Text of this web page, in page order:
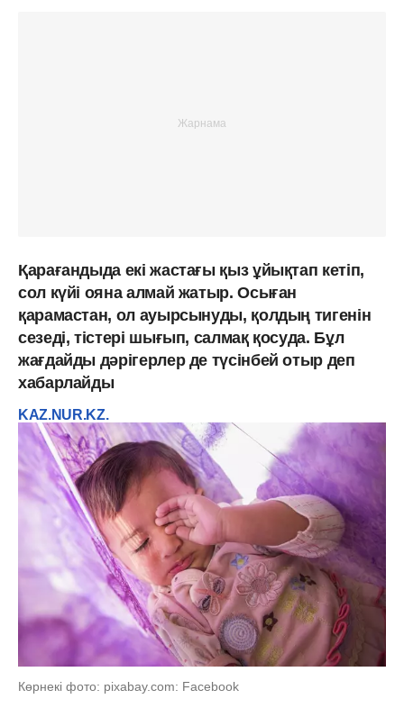
Қарағандыда екі жастағы қыз ұйықтап кетіп,
сол күйі ояна алмай жатыр. Осыған
қарамастан, ол ауырсынуды, қолдың тигенін
сезеді, тістері шығып, салмақ қосуда. Бұл
жағдайды дәрігерлер де түсінбей отыр деп
хабарлайды
KAZ.NUR.KZ.
Көрнекі фото: pixabay.com: Facebook